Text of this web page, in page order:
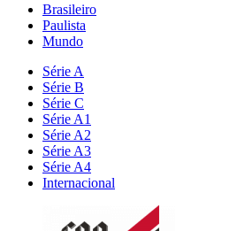
Brasileiro
Paulista
Mundo
Série A
Série B
Série C
Série A1
Série A2
Série A3
Série A4
Internacional